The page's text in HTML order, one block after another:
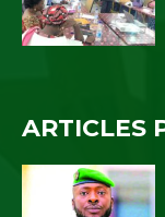
ARTICLES